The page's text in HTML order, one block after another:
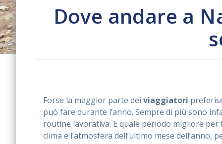
Dove andare a
Forse la maggior parte dei viaggiatori
può fare durante l’anno. Sempre di più sono
routine lavorativa. E quale periodo migliore per
clima e l’atmosfera dell’ultimo mese dell’anno,